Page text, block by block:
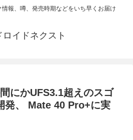
報、噂、発売時期などをいち早くお届け
ロイドネクスト
にかUFS3.1超えのスゴ
発、 Mate 40 Pro+に実